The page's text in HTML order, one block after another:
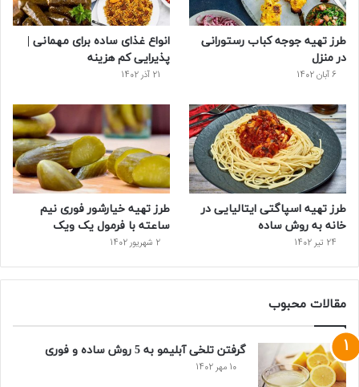
س
ت
طرز تهیه جوجه کباب رستورانی
در منزل
6 آبان 1402
انواع غذای ساده برای مهمانی |
پذیرایی کم هزینه
21 آذر 1402
طرز تهیه اسپاگتی ایتالیایی در
خانه به روش ساده
24 تیر 1402
طرز تهیه خیارشور فوری نیم
ساعته با فرمول یک ویک
2 شهریور 1402
مقالات محبوب
گرفتن تلخی آبلیمو به 5 روش ساده و فوری
10 مهر 1402